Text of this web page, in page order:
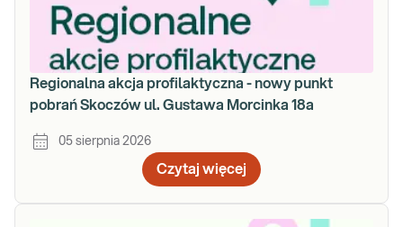
Regionalna akcja profilaktyczna - nowy punkt
pobrań Skoczów ul. Gustawa Morcinka 18a
05 sierpnia 2026
Czytaj więcej